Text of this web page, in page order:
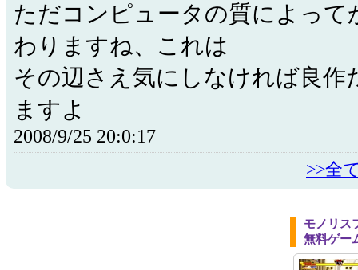
ただコンピュータの質によって
わりますね、これは
その辺さえ気にしなければ良作
ますよ
2008/9/25 20:0:17
>>全
モノリス
無料ゲー